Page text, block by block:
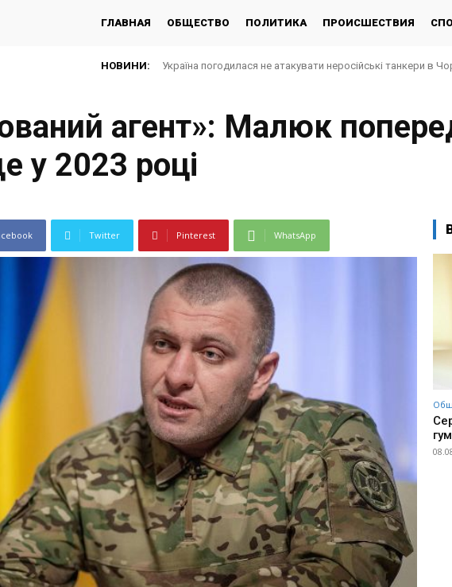
ГЛАВНАЯ ОБЩЕСТВО ПОЛИТИКА ПРОИСШЕСТВИЯ
НОВИНИ: Україна погодилася не атакувати неросійські танкери в
агент»: Малюк
у 2023 році
Twitter Pinterest WhatsApp